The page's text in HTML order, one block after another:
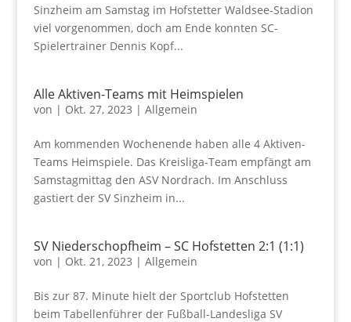
Sinzheim am Samstag im Hofstetter Waldsee-Stadion
viel vorgenommen, doch am Ende konnten SC-
Spielertrainer Dennis Kopf...
Alle Aktiven-Teams mit Heimspielen
von | Okt. 27, 2023 | Allgemein
Am kommenden Wochenende haben alle 4 Aktiven-
Teams Heimspiele. Das Kreisliga-Team empfängt am
Samstagmittag den ASV Nordrach. Im Anschluss
gastiert der SV Sinzheim in...
SV Niederschopfheim – SC Hofstetten 2:1 (1:1)
von | Okt. 21, 2023 | Allgemein
Bis zur 87. Minute hielt der Sportclub Hofstetten
beim Tabellenführer der Fußball-Landesliga SV